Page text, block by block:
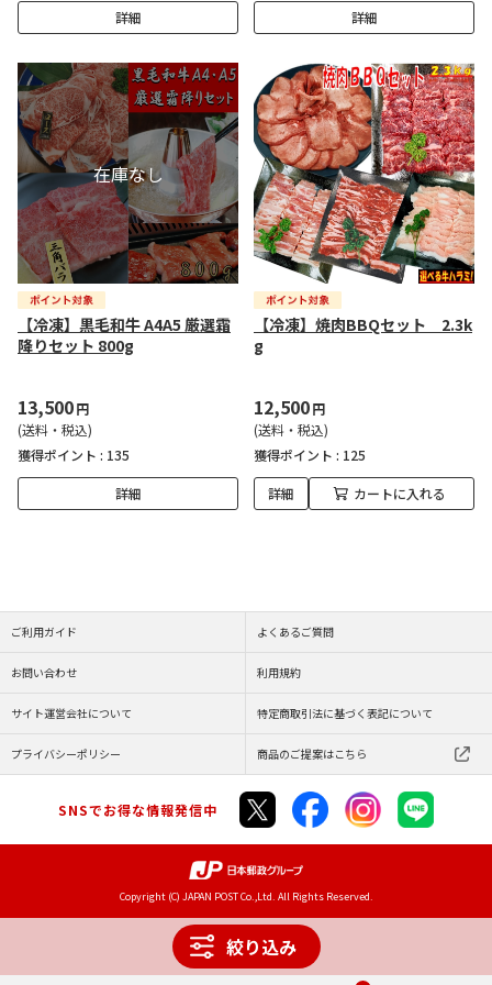
絞り込み
詳細 詳細
【冷凍】黒毛和牛 A4A5 厳選霜
降りセット 800g
13,500円
(送料・税込)
獲得ポイント : 135
詳細
【冷凍】焼肉BBQセット 2.3k
g
12,500円
(送料・税込)
獲得ポイント : 125
詳細 カートに入れる
ご利用ガイド よくあるご質問
お問い合わせ 利用規約
サイト運営会社について 特定商取引法に基づく表記について
プライバシーポリシー 商品のご提案はこちら
SNSでお得な情報発信中
Copyright (C) JAPAN POST Co.,Ltd. All Rights Reserved.